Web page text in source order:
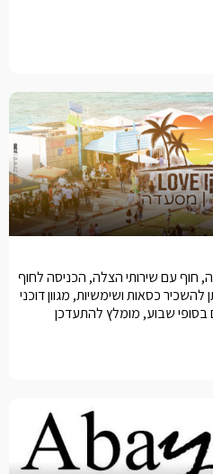
חוף עם שירותי הצלה, הכניסה לחוף
כסאות ושימשיות, מגוון דוכני
בסופי שבוע, מומלץ להתעדכן